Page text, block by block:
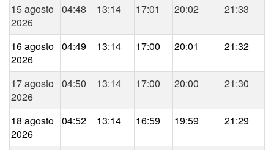
15 agosto
2026
04:48 13:14 17:01 20:02 21:33
16 agosto
2026
04:49 13:14 17:00 20:01 21:32
17 agosto
2026
04:50 13:14 17:00 20:00 21:30
18 agosto
2026
04:52 13:14 16:59 19:59 21:29